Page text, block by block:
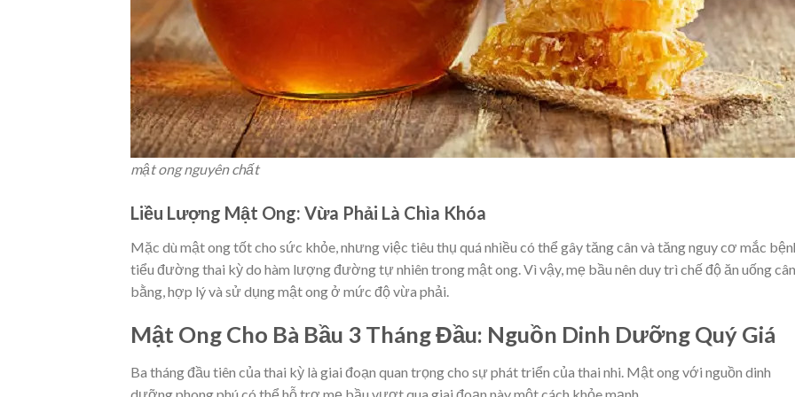
mật ong nguyên chất
Liều Lượng Mật Ong: Vừa Phải Là Chìa Khóa
Mặc dù mật ong tốt cho sức khỏe, nhưng việc tiêu thụ quá nhiều có thể gây tăng cân và tăng nguy cơ mắc
tiểu đường thai kỳ do hàm lượng đường tự nhiên trong mật ong. Vì vậy, mẹ bầu nên duy trì chế độ ăn uống cân
bằng, hợp lý và sử dụng mật ong ở mức độ vừa phải.
Mật Ong Cho Bà Bầu 3 Tháng Đầu: Nguồn Dinh Dưỡng Quý Giá
Ba tháng đầu tiên của thai kỳ là giai đoạn quan trọng cho sự phát triển của thai nhi. Mật ong với nguồn dinh